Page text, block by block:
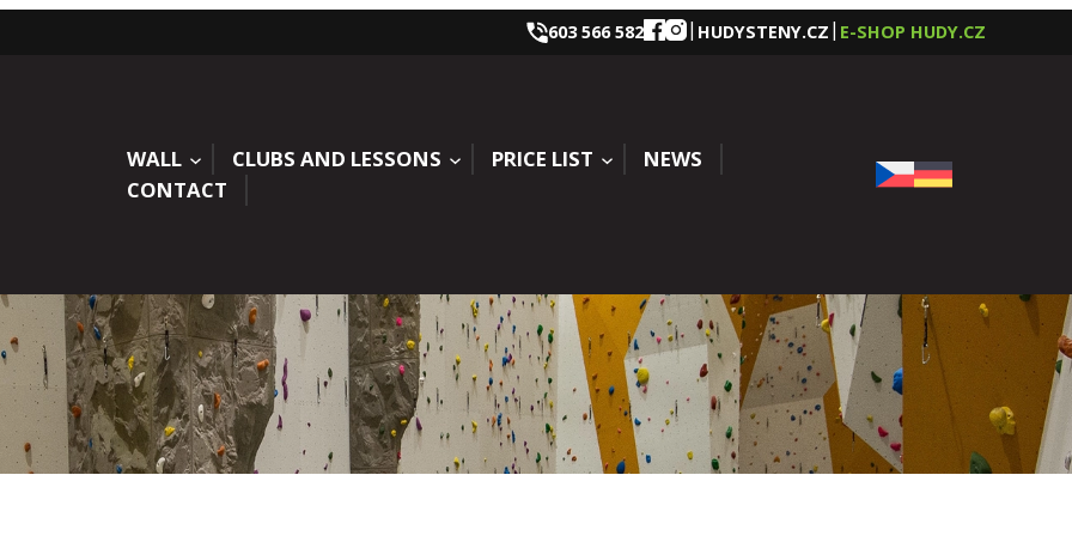
603 566 582 | HUDYSTENY.CZ | E-SHOP HUDY.CZ
WALL CLUBS AND LESSONS PRICE LIST
NEWS
CONTACT